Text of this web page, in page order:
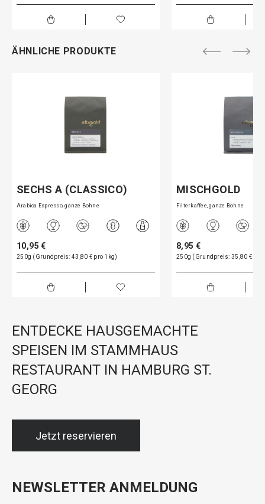
ÄHNLICHE PRODUKTE
SECHS A (CLASSICO)
Arabica Espresso, ganze Bohne
10,95 €
250g (Grundpreis: 43,80 € pro 1kg)
MISCHGOLD
Filterkaffee, ganze Bohne
8,95 €
250g (Grundpreis: 35,80 € pro
ENTDECKE HAUSGEMACHTE
SPEISEN IM STAMMHAUS
RESTAURANT IN HAMBURG ST.
GEORG
Jetzt reservieren
NEWSLETTER ANMELDUNG